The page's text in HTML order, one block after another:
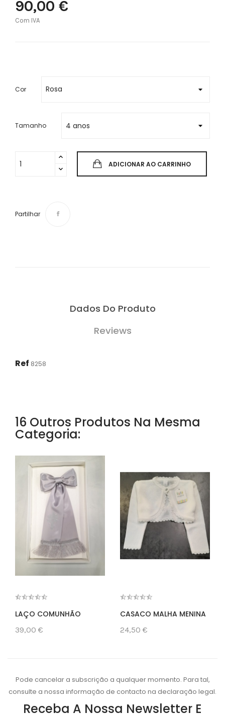
90,00 €
Com IVA
Cor
Tamanho
ADICIONAR AO CARRINHO
Partilhar
Dados Do Produto
Reviews
Ref 8258
16 Outros Produtos Na Mesma
Categoria:
LAÇO COMUNHÃO
39,00 €
CASACO MALHA MENINA
24,50 €
Pode cancelar a subscrição a qualquer momento. Para tal,
consulte a nossa informação de contacto na declaração legal.
Receba A Nossa Newsletter E